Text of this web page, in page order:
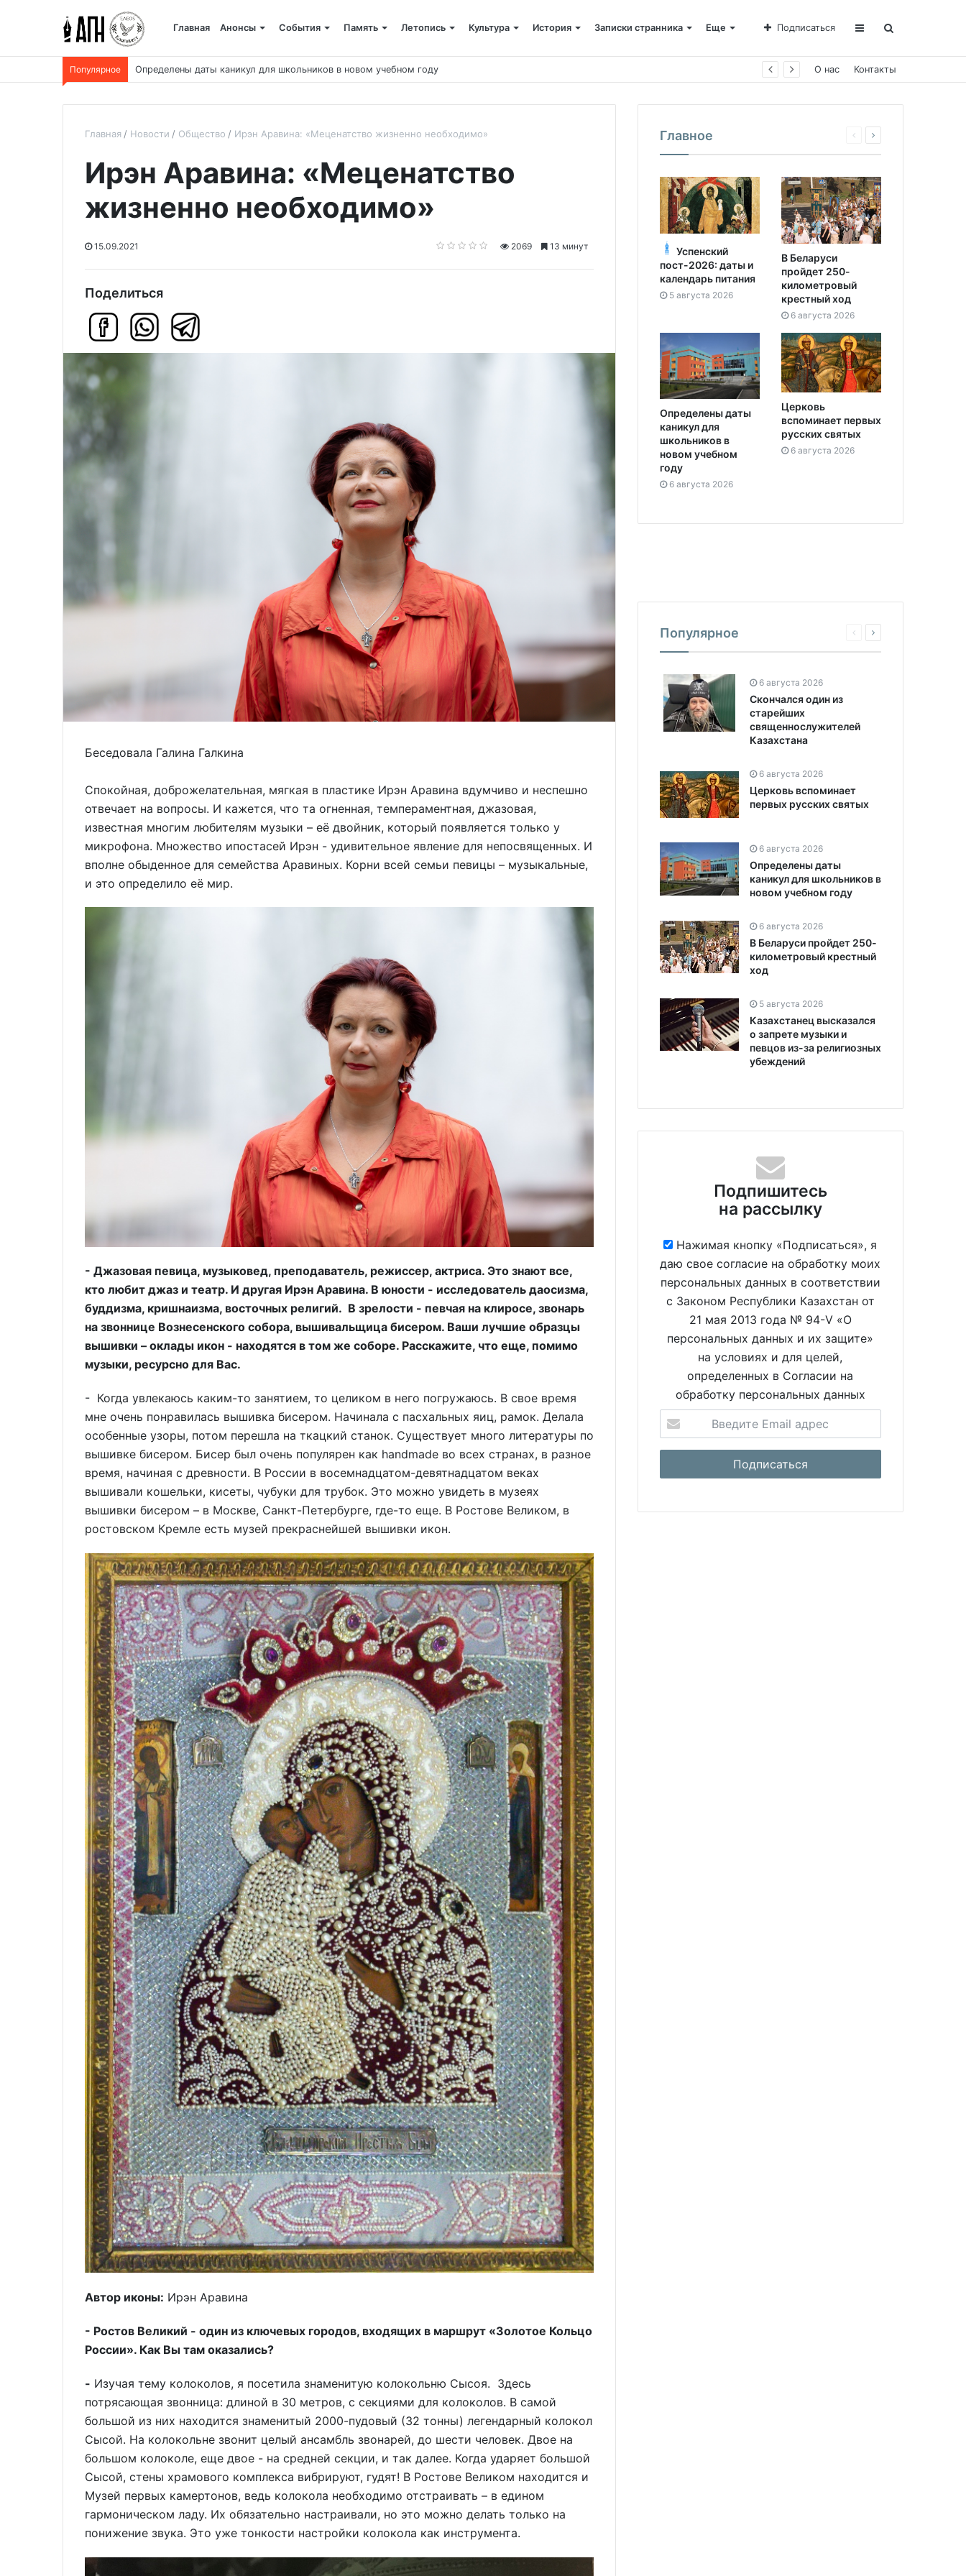
Главная Анонсы События Память Летопись Культура История Записки странника Еще Подписаться
Популярное Определены даты каникул для школьников в новом учебном году О нас Контакты
Главная Новости Общество Ирэн Аравина: «Меценатство жизненно необходимо»
Ирэн Аравина: «Меценатство
жизненно необходимо»
15.09.2021 2069 13 минут
Поделиться
Беседовала Галина Галкина
Спокойная, доброжелательная, мягкая в пластике Ирэн Аравина вдумчиво и неспешно
отвечает на вопросы. И кажется, что та огненная, темпераментная, джазовая,
известная многим любителям музыки – её двойник, который появляется только у
микрофона. Множество ипостасей Ирэн - удивительное явление для непосвященных. И
вполне обыденное для семейства Аравиных. Корни всей семьи певицы – музыкальные,
и это определило её мир.
- Джазовая певица, музыковед, преподаватель, режиссер, актриса. Это знают все,
кто любит джаз и театр. И другая Ирэн Аравина. В юности - исследователь даосизма,
буддизма, кришнаизма, восточных религий. В зрелости - певчая на клиросе, звонарь
на звоннице Вознесенского собора, вышивальщица бисером. Ваши лучшие образцы
вышивки – оклады икон - находятся в том же соборе. Расскажите, что еще, помимо
музыки, ресурсно для Вас.
- Когда увлекаюсь каким-то занятием, то целиком в него погружаюсь. В свое время
мне очень понравилась вышивка бисером. Начинала с пасхальных яиц, рамок. Делала
особенные узоры, потом перешла на ткацкий станок. Существует много литературы по
вышивке бисером. Бисер был очень популярен как handmade во всех странах, в разное
время, начиная с древности. В России в восемнадцатом-девятнадцатом веках
вышивали кошельки, кисеты, чубуки для трубок. Это можно увидеть в музеях
вышивки бисером – в Москве, Санкт-Петербурге, где-то еще. В Ростове Великом, в
ростовском Кремле есть музей прекраснейшей вышивки икон.
Автор иконы: Ирэн Аравина
- Ростов Великий - один из ключевых городов, входящих в маршрут «Золотое Кольцо
России». Как Вы там оказались?
- Изучая тему колоколов, я посетила знаменитую колокольню Сысоя. Здесь
потрясающая звонница: длиной в 30 метров, с секциями для колоколов. В самой
большой из них находится знаменитый 2000-пудовый (32 тонны) легендарный колокол
Сысой. На колокольне звонит целый ансамбль звонарей, до шести человек. Двое на
большом колоколе, еще двое - на средней секции, и так далее. Когда ударяет большой
Сысой, стены храмового комплекса вибрируют, гудят! В Ростове Великом находится и
Музей первых камертонов, ведь колокола необходимо отстраивать – в едином
гармоническом ладу. Их обязательно настраивали, но это можно делать только на
понижение звука. Это уже тонкости настройки колокола как инструмента.
Главное
Успенский
пост-2026: даты и
календарь питания
5 августа 2026
В Беларуси
пройдет 250-
километровый
крестный ход
6 августа 2026
Определены даты
каникул для
школьников в
новом учебном
году
6 августа 2026
Церковь
вспоминает первых
русских святых
6 августа 2026
Популярное
6 августа 2026
Скончался один из
старейших
священнослужителей
Казахстана
6 августа 2026
Церковь вспоминает
первых русских святых
6 августа 2026
Определены даты
каникул для школьников в
новом учебном году
6 августа 2026
В Беларуси пройдет 250-
километровый крестный
ход
5 августа 2026
Казахстанец высказался
о запрете музыки и
певцов из-за религиозных
убеждений
Подпишитесь
на рассылку
Нажимая кнопку «Подписаться», я
даю свое согласие на обработку моих
персональных данных в соответствии
с Законом Республики Казахстан от
21 мая 2013 года № 94-V «О
персональных данных и их защите»
на условиях и для целей,
определенных в Согласии на
обработку персональных данных